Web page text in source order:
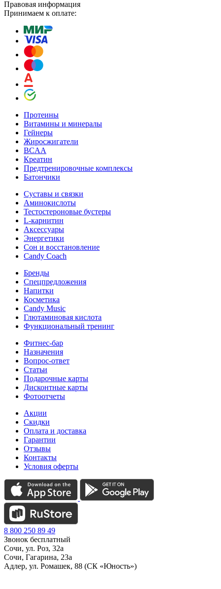
Правовая информация
Принимаем к оплате:
Протеины
Витамины и минералы
Гейнеры
Жиросжигатели
BCAA
Креатин
Предтренировочные комплексы
Батончики
Суставы и связки
Аминокислоты
Тестостероновые бустеры
L-карнитин
Аксессуары
Энергетики
Сон и восстановление
Candy Coach
Бренды
Спецпредложения
Напитки
Косметика
Candy Music
Глютаминовая кислота
Функциональный тренинг
Фитнес-бар
Назначения
Вопрос-ответ
Статьи
Подарочные карты
Дисконтные карты
Фотоотчеты
Акции
Скидки
Оплата и доставка
Гарантии
Отзывы
Контакты
Условия оферты
8 800 250 89 49
Звонок бесплатный
Сочи, ул. Роз, 32а
Сочи, Гагарина, 23а
Адлер, ул. Ромашек, 88 (СК «Юность»)